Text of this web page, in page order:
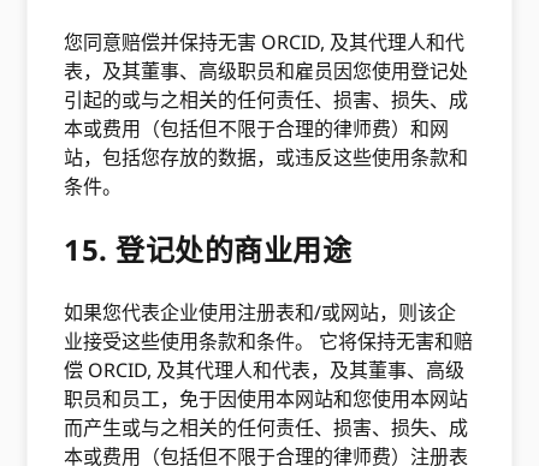
您同意赔偿并保持无害 ORCID, 及其代理人和代
表，及其董事、高级职员和雇员因您使用登记处
引起的或与之相关的任何责任、损害、损失、成
本或费用（包括但不限于合理的律师费）和网
站，包括您存放的数据，或违反这些使用条款和
条件。
15. 登记处的商业用途
如果您代表企业使用注册表和/或网站，则该企
业接受这些使用条款和条件。 它将保持无害和赔
偿 ORCID, 及其代理人和代表，及其董事、高级
职员和员工，免于因使用本网站和您使用本网站
而产生或与之相关的任何责任、损害、损失、成
本或费用（包括但不限于合理的律师费）注册表